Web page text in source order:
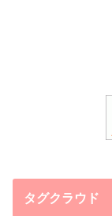
タグクラウド